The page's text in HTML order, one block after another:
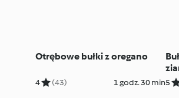
Otrębowe bułki z oregano
4 (43) 1 godz. 30 min5